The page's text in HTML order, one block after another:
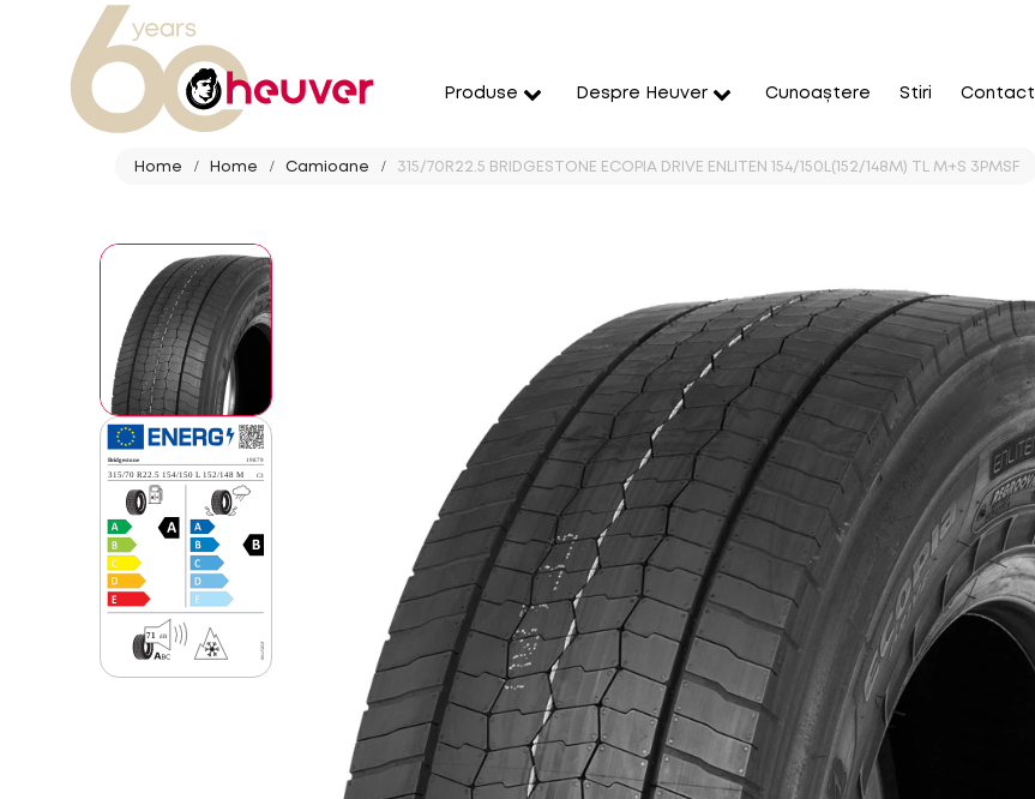
Produse Despre Heuver Cunoaștere Stiri Contact
Home Home Camioane 315/70R22.5 BRIDGESTONE ECOPIA DRIVE ENLITEN 154/150L(152/148M) TL M+S 3PMSF